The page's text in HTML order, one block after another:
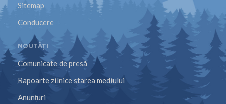
Sitemap
Conducere
NOUTĂȚI
Comunicate de presă
Rapoarte zilnice starea mediului
Anunțuri